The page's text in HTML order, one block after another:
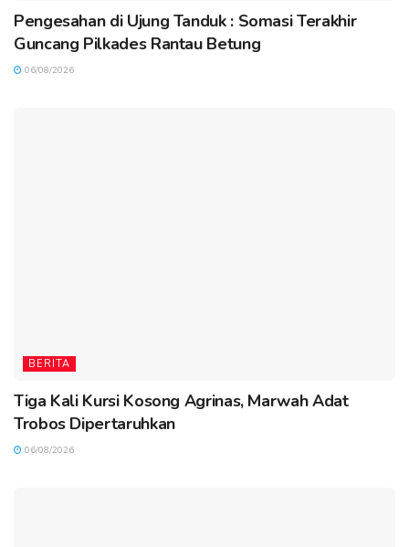
Pengesahan di Ujung Tanduk : Somasi Terakhir
Guncang Pilkades Rantau Betung
06/08/2026
BERITA
Tiga Kali Kursi Kosong Agrinas, Marwah Adat
Trobos Dipertaruhkan
06/08/2026